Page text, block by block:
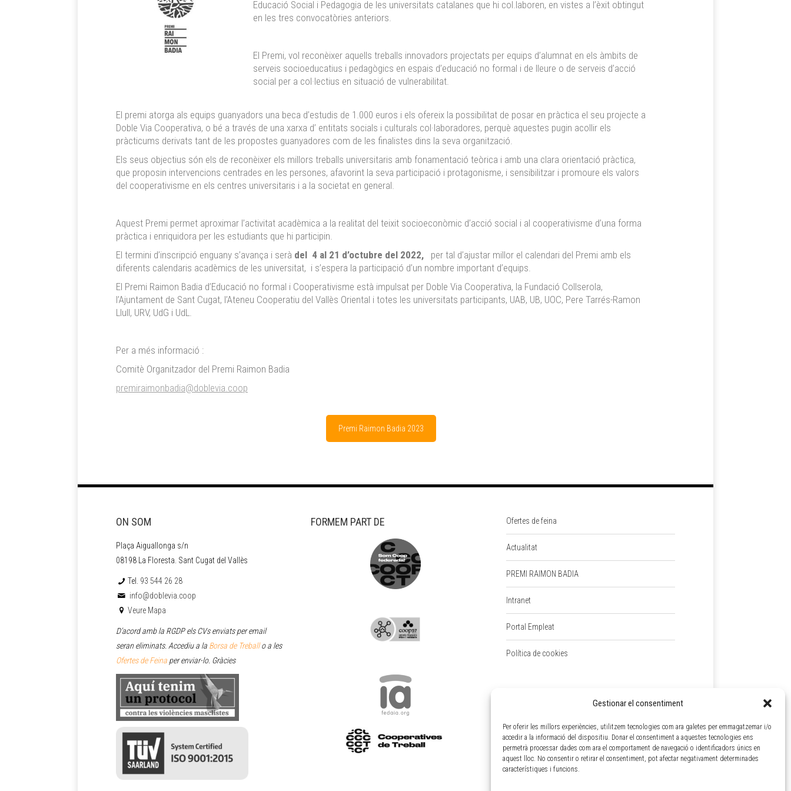
Gestionar el consentiment
Per oferir les millors experiències, utilitzem tecnologies com ara galetes per emmagatzemar i/o
accedir a la informació del dispositiu. Donar el consentiment a aquestes tecnologies ens
permetrà processar dades com ara el comportament de navegació o identificadors únics en
aquest lloc. No consentir o retirar el consentiment, pot afectar negativament determinades
característiques i funcions.
Educació Social i Pedagogia de les universitats catalanes que hi col.laboren, en vistes a l’èxit obtingut
en les tres convocatòries anteriors.
El Premi, vol reconèixer aquells treballs innovadors projectats per equips d’alumnat en els àmbits de
serveis socioeducatius i pedagògics en espais d’educació no formal i de lleure o de serveis d’acció
social per a col·lectius en situació de vulnerabilitat.
El premi atorga als equips guanyadors una beca d’estudis de 1.000 euros i els ofereix la possibilitat de posar en pràctica el seu projecte a
Doble Via Cooperativa, o bé a través de una xarxa d’ entitats socials i culturals col·laboradores, perquè aquestes pugin acollir els
pràcticums derivats tant de les propostes guanyadores com de les finalistes dins la seva organització.
Els seus objectius són els de reconèixer els millors treballs universitaris amb fonamentació teòrica i amb una clara orientació pràctica,
que proposin intervencions centrades en les persones, afavorint la seva participació i protagonisme, i sensibilitzar i promoure els valors
del cooperativisme en els centres universitaris i a la societat en general.
Aquest Premi permet aproximar l’activitat acadèmica a la realitat del teixit socioeconòmic d’acció social i al cooperativisme d’una forma
pràctica i enriquidora per les estudiants que hi participin.
El termini d’inscripció enguany s’avança i serà del 4 al 21 d’octubre del 2022,
per tal d’ajustar millor el calendari del Premi amb els
diferents calendaris acadèmics de les universitat, i s’espera la participació d’un nombre important d’equips.
El Premi Raimon Badia d’Educació no formal i Cooperativisme està impulsat per Doble Via Cooperativa, la Fundació Collserola,
l’Ajuntament de Sant Cugat, l’Ateneu Cooperatiu del Vallès Oriental i totes les universitats participants, UAB, UB, UOC, Pere Tarrés-Ramon
Llull, URV, UdG i UdL.
Per a més informació :
Comitè Organitzador del Premi Raimon Badia
premiraimonbadia@doblevia.coop
Premi Raimon Badia 2023
ON SOM
Plaça Aiguallonga s/n
08198 La Floresta. Sant Cugat del Vallès
Tel. 93 544 26 28
info@doblevia.coop
Veure Mapa
D’acord amb la RGDP els CVs enviats per email
seran eliminats. Accediu a la Borsa de Treballo a les
Ofertes de Feina per enviar-lo. Gràcies
FORMEM PART DE Ofertes de feina
Actualitat
PREMI RAIMON BADIA
Intranet
Portal Empleat
Política de cookies